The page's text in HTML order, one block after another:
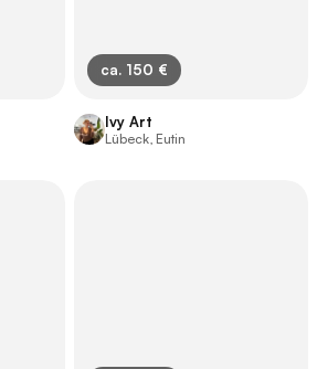
ca. 150 €
Ivy Art
Lübeck, Eutin